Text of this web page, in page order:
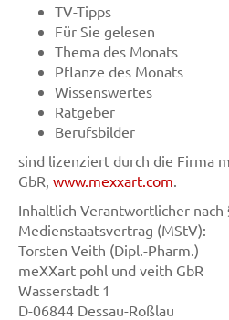
TV-Tipps
Für Sie gelesen
Thema des Monats
Pflanze des Monats
Wissenswertes
Ratgeber
Berufsbilder
sind lizenziert durch die Firma
GbR, www.mexxart.com
Inhaltlich Verantwortlicher nach
Medienstaatsvertrag (MStV):
Torsten Veith (Dipl.-Pharm.)
meXXart pohl und veith GbR
Wasserstadt 1
D-06844 Dessau-Roßlau